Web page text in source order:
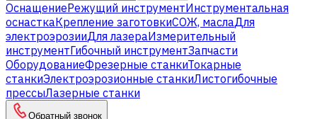
ОснащениеРежущий инструментИнструментальная
оснасткаКрепление заготовкиСОЖ, маслаДля
электроэрозииДля лазераИзмерительный
инструментГибочный инструментЗапчасти
ОборудованиеФрезерные станкиТокарные
станкиЭлектроэрозионные станкиЛистогибочные
прессыЛазерные станки
Обратный звонок